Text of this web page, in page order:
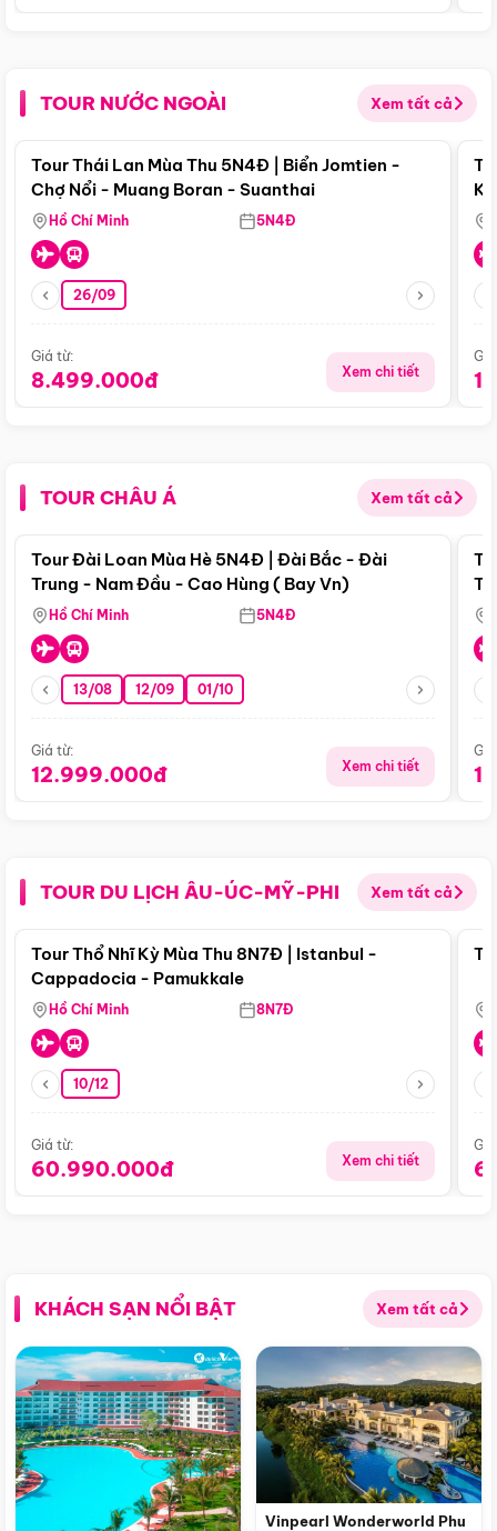
TOUR NƯỚC NGOÀI Xem tất cả
Điểm nổi bật
Tour Thái Lan Mùa Thu 5N4Đ | Biển Jomtien -
Chợ Nổi - Muang Boran - Suanthai
Hồ Chí Minh 5N4Đ
26/09
Giá từ:
8.499.000đ Xem chi tiết
TOUR CHÂU Á Xem tất cả
Điểm nổi bật
Tour Đài Loan Mùa Hè 5N4Đ | Đài Bắc - Đài
Trung - Nam Đầu - Cao Hùng ( Bay Vn)
Hồ Chí Minh 5N4Đ
13/08 12/09 01/10
Giá từ:
12.999.000đ Xem chi tiết
TOUR DU LỊCH ÂU-ÚC-MỸ-PHI Xem tất cả
Điểm nổi bật
Tour Thổ Nhĩ Kỳ Mùa Thu 8N7Đ | Istanbul -
Cappadocia - Pamukkale
Hồ Chí Minh 8N7Đ
10/12
Giá từ:
60.990.000đ Xem chi tiết
KHÁCH SẠN NỔI BẬT Xem tất cả
Vinpearl Wonderworld Phu